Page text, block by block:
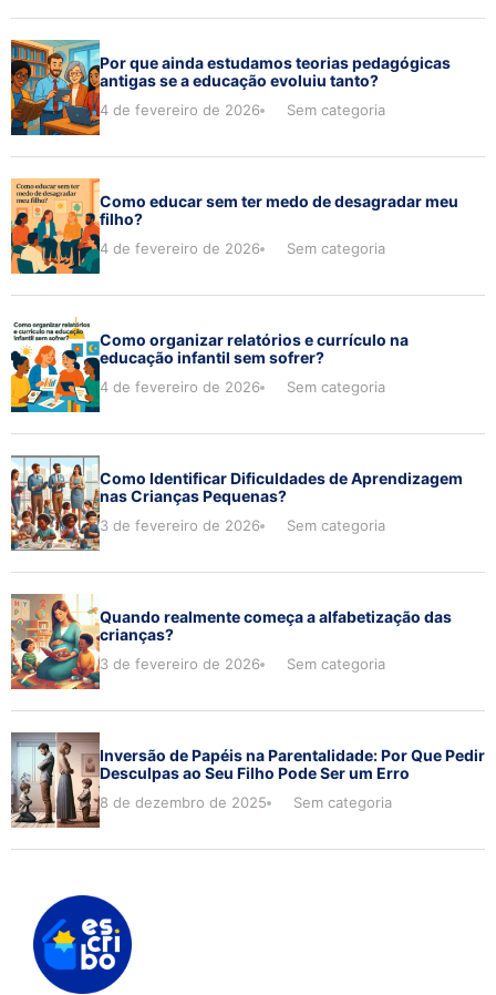
Por que ainda estudamos teorias pedagógicas
antigas se a educação evoluiu tanto?
4 de fevereiro de 2026 Sem categoria
Como educar sem ter medo de desagradar meu
filho?
4 de fevereiro de 2026 Sem categoria
Como organizar relatórios e currículo na
educação infantil sem sofrer?
4 de fevereiro de 2026 Sem categoria
Como Identificar Dificuldades de Aprendizagem
nas Crianças Pequenas?
3 de fevereiro de 2026 Sem categoria
Quando realmente começa a alfabetização das
crianças?
3 de fevereiro de 2026 Sem categoria
Inversão de Papéis na Parentalidade: Por Que Pedir
Desculpas ao Seu Filho Pode Ser um Erro
8 de dezembro de 2025 Sem categoria